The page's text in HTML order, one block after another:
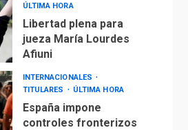
ÚLTIMA HORA
Libertad plena para
jueza María Lourdes
Afiuni
INTERNACIONALES
TITULARES
ÚLTIMA HORA
España impone
controles fronterizos